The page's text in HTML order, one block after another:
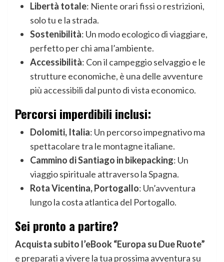
Libertà totale: Niente orari fissi o restrizioni,
solo tu e la strada.
Sostenibilità: Un modo ecologico di viaggiare,
perfetto per chi ama l’ambiente.
Accessibilità: Con il campeggio selvaggio e le
strutture economiche, è una delle avventure
più accessibili dal punto di vista economico.
Percorsi imperdibili inclusi:
Dolomiti, Italia: Un percorso impegnativo ma
spettacolare tra le montagne italiane.
Cammino di Santiago in bikepacking: Un
viaggio spirituale attraverso la Spagna.
Rota Vicentina, Portogallo: Un’avventura
lungo la costa atlantica del Portogallo.
Sei pronto a partire?
Acquista subito l’eBook “Europa su Due Ruote”
e preparati a vivere la tua prossima avventura su